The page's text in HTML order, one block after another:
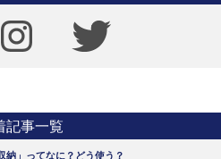
記事一覧
納」ってなに？どう使う？